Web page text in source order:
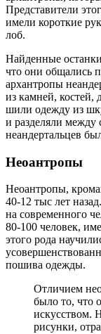
Представители
имели короткие
лоб.
Найденные
что они общались
архантропы
из камней, костей,
шили одежду из
и разделяли между
неандертальцев
Неоантропы
Неоантропы,
40-12 тыс лет
на современного
80-100 человек,
этого рода
пошива одежды.
Отличием
было то, что
искусством.
рисунки,